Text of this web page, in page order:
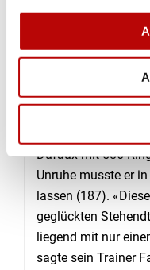
Ringen. Zwei
Marta Szabo (584).
Michèle Bertschi
GEWEHR 300M
Dufaux mit 586
Unruhe musste er
lassen (187).
geglückten
liegend mit nur
sagte sein Trainer